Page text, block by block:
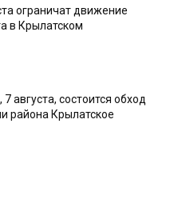
ограничат движение
в Крылатском
7 августа, состоится обход
района Крылатское